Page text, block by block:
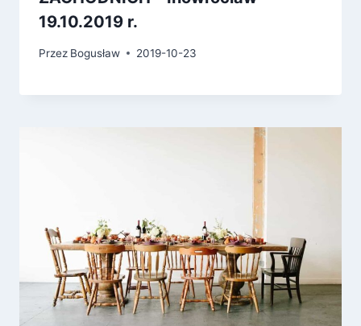
19.10.2019 r.
Przez Bogusław 2019-10-23